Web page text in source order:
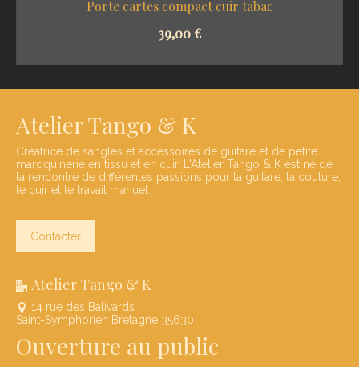
Porte cartes compact cuir tabac
39,00 €
Atelier Tango & K
Créatrice de sangles et accessoires de guitare et de petite
maroquinerie en tissu et en cuir. L'Atelier Tango & K est né de
la rencontre de différentes passions pour la guitare, la couture,
le cuir et le travail manuel.
Contacter
Atelier Tango & K
14 rue des Balivards
Saint-Symphorien Bretagne 35630
Ouverture au public